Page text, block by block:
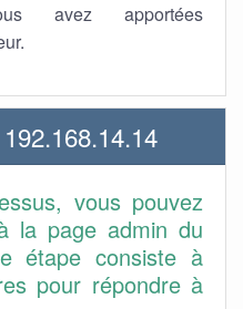
avez apportées
vous pouvez
la page admin du
étape consiste à
pour répondre à